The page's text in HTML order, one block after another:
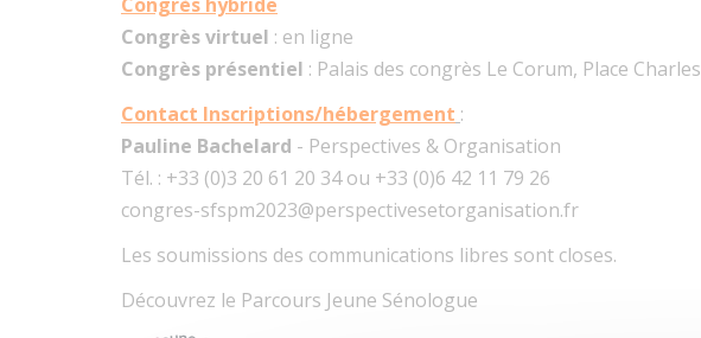
Congrès virtuel : en ligne
Congrès présentiel : Palais des congrès Le Corum, Place
Contact Inscriptions/hébergement :
Pauline Bachelard - Perspectives & Organisation
Tél. : +33 (0)3 20 61 20 34 ou +33 (0)6 42 11 79 26
congres-sfspm2023@perspectivesetorganisation.fr
Les soumissions des communications libres sont closes.
Découvrez le Parcours Jeune Sénologue